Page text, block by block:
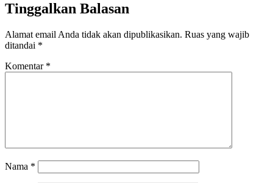
Tinggalkan Balasan
Alamat email Anda tidak akan dipublikasikan. Ruas yang wajib
ditandai *
Komentar *
Nama *